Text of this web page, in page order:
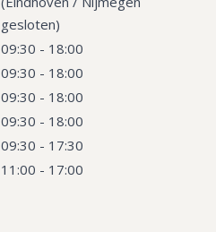
gesloten)
09:30 - 18:00
09:30 - 18:00
09:30 - 18:00
09:30 - 18:00
09:30 - 17:30
11:00 - 17:00